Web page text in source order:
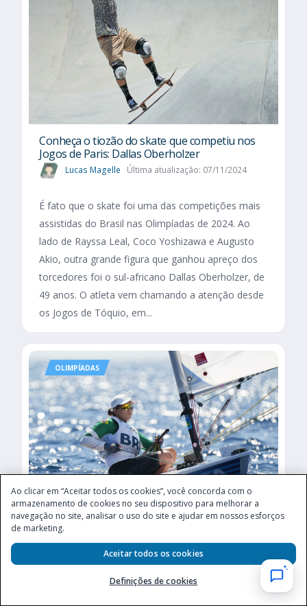
Conheça o tiozão do skate que competiu nos
Jogos de Paris: Dallas Oberholzer
Lucas Magelle Última atualização: 07/11/2024
É fato que o skate foi uma das competições mais
assistidas do Brasil nas Olimpíadas de 2024. Ao
lado de Rayssa Leal, Coco Yoshizawa e Augusto
Akio, outra grande figura que ganhou apreço dos
torcedores foi o sul-africano Dallas Oberholzer, de
49 anos. O atleta vem chamando a atenção desde
os Jogos de Tóquio, em...
OLIMPÍADAS
Veja quem é a velejadora Gabriella Kidd
Bruno Marquesini Última atualização: 09/08/2024
O Brasil é um país bastante tradicional no mundo
Ao clicar em “Aceitar todos os cookies”, você concorda com o
armazenamento de cookies no seu dispositivo para melhorar a
navegação no site, analisar o uso do site e ajudar em nossos esforços
de marketing.
Definições de cookies
Aceitar todos os cookies